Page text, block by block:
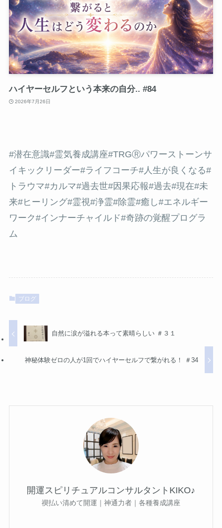
ハイヤーセルフという本来の自分.. #84
2026年7月26日
#潜在意識#霊気養成講座#TRGⓇパワーストーンサ
イキックリーダー#ライフコーチ#人生が良くなる#
トラウマ#カルマ#過去世#因果応報#過去#現在#未
来#ヒーリング#霊視#浄霊#除霊#癒し#エネルギー
ワーク#インナーチャイルド#奇跡の覚醒プログラ
ム
ブログ
自然に涙が溢れる本って素晴らしい ＃３１
神秘体験ゼロの人が1回でハイヤーセルフで繋がれる！ ＃34
開運スピリチュアルコンサルタントKIKO♪
禊払い清めて開運｜神通力者｜各種養成講座